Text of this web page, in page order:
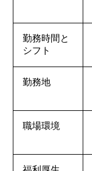
勤務時間と
シフト
勤務地
職場環境